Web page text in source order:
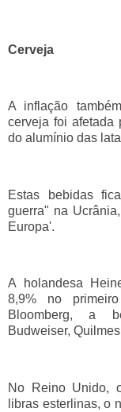
Cerveja
A inflação
cerveja foi afetada
do alumínio das
Estas bebidas
guerra" na
Europa'.
A holandesa
8,9% no
Bloomberg, a
Budweiser,
No Reino Unido,
libras esterlinas, o